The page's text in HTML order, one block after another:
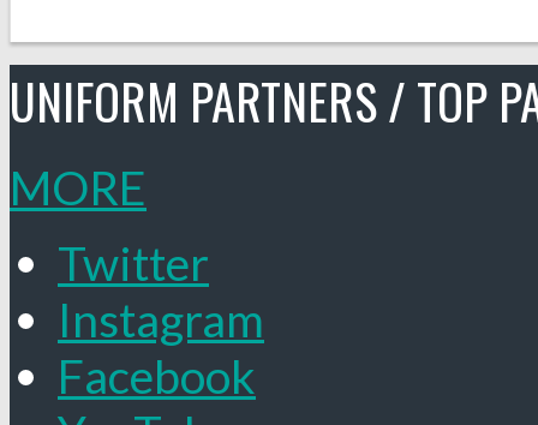
UNIFORM PARTNERS / TOP
MORE
Twitter
Instagram
Facebook